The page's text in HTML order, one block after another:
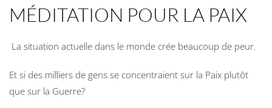
MÉDITATION POUR LA PAIX
La situation actuelle dans le monde crée beaucoup de peur.
Et si des milliers de gens se concentraient sur la Paix plutôt
que sur la Guerre?